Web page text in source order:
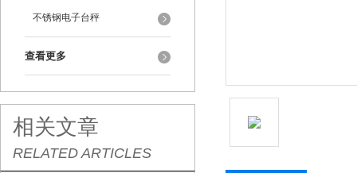
不锈钢电子台秤
查看更多
相关文章
RELATED ARTICLES